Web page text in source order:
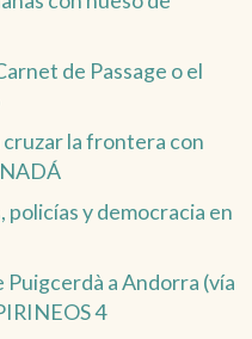
de Passage o el
la frontera con
y democracia en
Puigcerdà a Andorra (vía
4